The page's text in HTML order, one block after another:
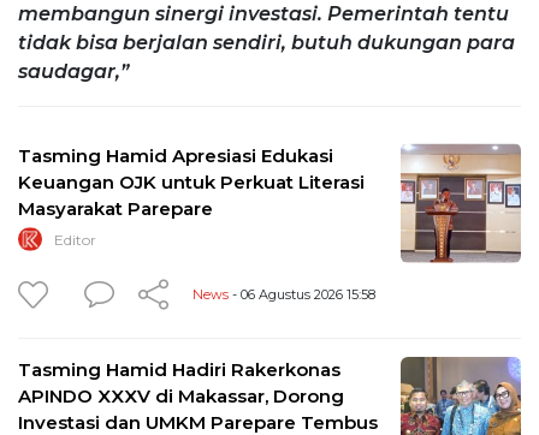
membangun sinergi investasi. Pemerintah tentu
tidak bisa berjalan sendiri, butuh dukungan para
saudagar,”
Tasming Hamid Apresiasi Edukasi
Keuangan OJK untuk Perkuat Literasi
Masyarakat Parepare
Editor
News - 06 Agustus 2026 15:58
Tasming Hamid Hadiri Rakerkonas
APINDO XXXV di Makassar, Dorong
Investasi dan UMKM Parepare Tembus